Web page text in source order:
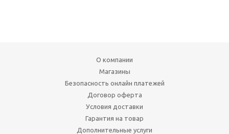
О компании
Магазины
Безопасность онлайн платежей
Договор оферта
Условия доставки
Гарантия на товар
Дополнительные услуги